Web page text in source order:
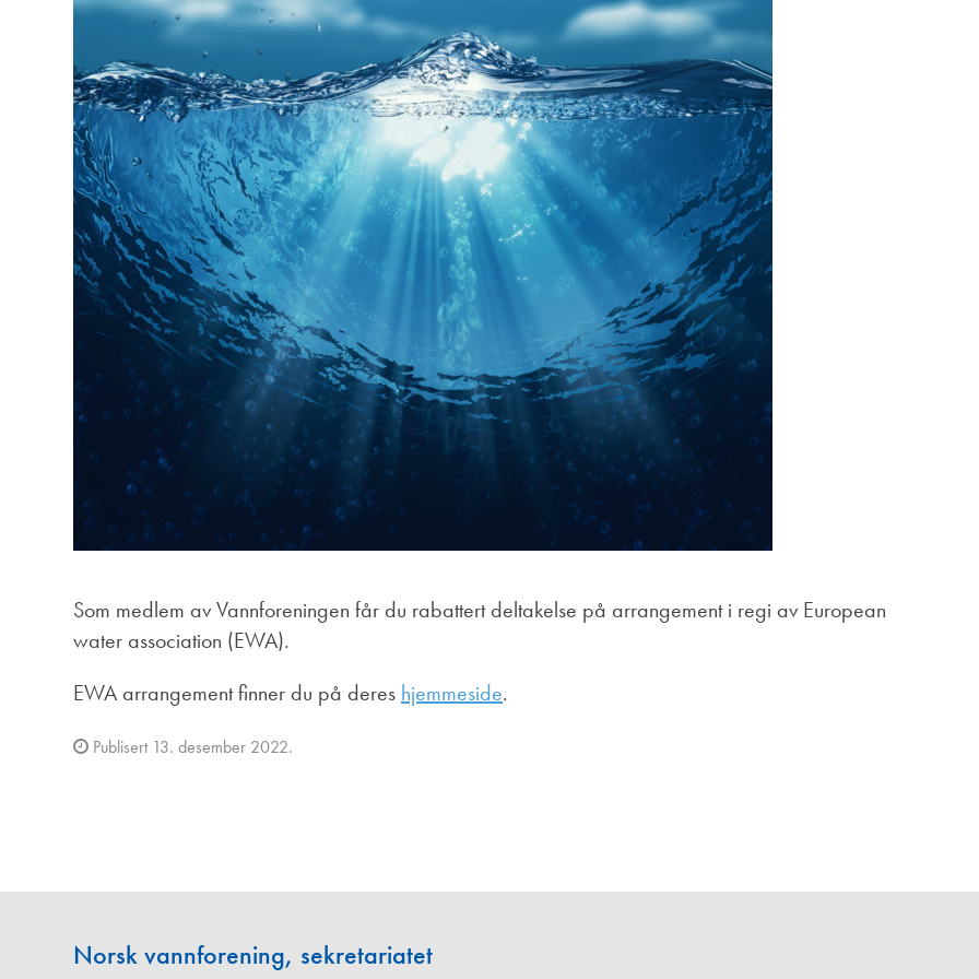
Redaksjonskomité
Som medlem av Vannforeningen får du rabattert deltakelse på arrangement i regi av European
water association (EWA).
EWA arrangement finner du på deres hjemmeside.
Publisert 13. desember 2022.
Norsk vannforening, sekretariatet